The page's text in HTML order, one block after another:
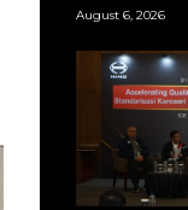
August 6, 2026